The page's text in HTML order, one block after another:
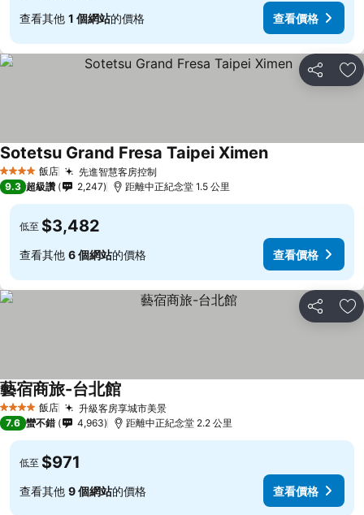
查看其他 1 個網站的價格 查看價格
分享 加
4 星級 飯店 先進智慧客房控制
Sotetsu Grand Fresa Taipei Ximen
9.3 超級讚 2,247 距離中正紀念堂 1.5 公里
低至 $3,482
查看其他 6 個網站的價格 查看價格
分享 加
4 星級 飯店 升級客房享城市美景
藝宿商旅-台北館
7.6 蠻不錯 4,963 距離中正紀念堂 2.2 公里
低至 $971
查看其他 9 個網站的價格 查看價格